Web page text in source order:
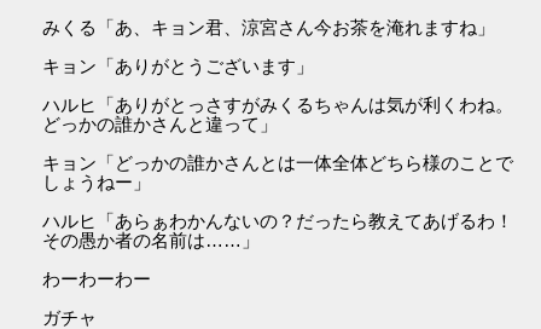
みくる「あ、キョン君、涼宮さん今お茶を淹れますね」
キョン「ありがとうございます」
ハルヒ「ありがとっさすがみくるちゃんは気が利くわね。
どっかの誰かさんと違って」
キョン「どっかの誰かさんとは一体全体どちら様のことで
しょうねー」
ハルヒ「あらぁわかんないの？だったら教えてあげるわ！
その愚か者の名前は……」
わーわーわー
ガチャ